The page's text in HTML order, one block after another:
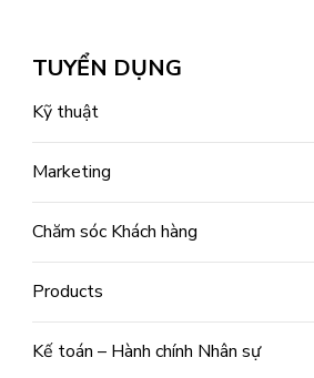
TUYỂN DỤNG
Kỹ thuật
Marketing
Chăm sóc Khách hàng
Products
Kế toán – Hành chính Nhân sự